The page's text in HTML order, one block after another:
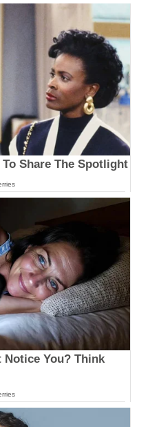
Share The Spotlight
You? Think